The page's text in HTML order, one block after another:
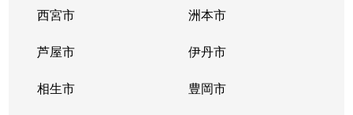
西宮市 洲本市
芦屋市 伊丹市
相生市 豊岡市